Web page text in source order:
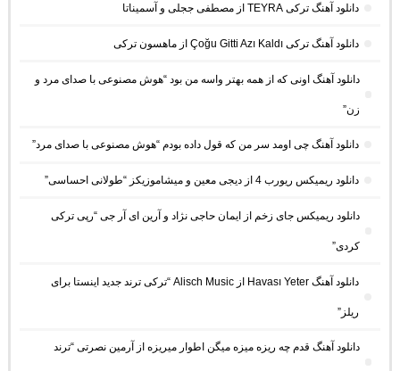
دانلود آهنگ ترکی TEYRA از مصطفی ججلی و آسمیناتا
دانلود آهنگ ترکی Çoğu Gitti Azı Kaldı از ماهسون ترکی
دانلود آهنگ اونی که از همه بهتر واسه من بود “هوش مصنوعی با صدای مرد و
زن”
دانلود آهنگ چی اومد سر من که قول داده بودم “هوش مصنوعی با صدای مرد”
دانلود ریمیکس ریورب 4 از دیجی معین و میشاموزیکز “طولانی احساسی”
دانلود ریمیکس جای زخم از ایمان حاجی نژاد و آرین ای آر جی “رپی ترکی
کردی”
دانلود آهنگ Havası Yeter از Alisch Music “ترکی ترند جدید اینستا برای
ریلز”
دانلود آهنگ ﻗﺪم ﭼﻪ رﻳﺰه ﻣﻴﺰه ﻣﻴﮕﻦ اﻃﻮار ﻣﻴﺮﻳﺰه از آرمین نصرتی “ترند